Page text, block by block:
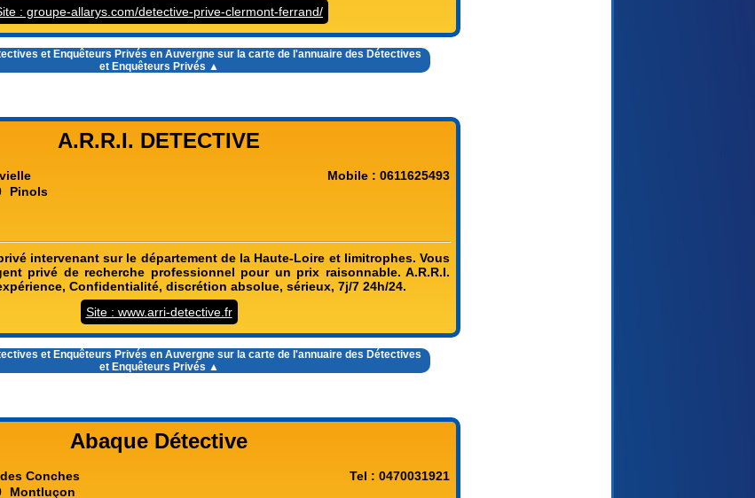
: groupe-allarys.com/detective-prive-clermont-ferrand/
et Enquêteurs Privés en Auvergnesur la carte de l'annuaire des Détectives
et Enquêteurs Privés ▲
A.R.R.I. DETECTIVE
Pinols
Mobile : 0611625493
intervenant sur le département de la Haute-Loire et limitrophes. Vous
privé de recherche professionnel pour un prix raisonnable. A.R.R.I.
Confidentialité, discrétion absolue, sérieux, 7j/7 24h/24.
Site : www.arri-detective.fr
et Enquêteurs Privés en Auvergnesur la carte de l'annuaire des Détectives
et Enquêteurs Privés ▲
Abaque Détective
Conches
Montluçon
Tel : 0470031921